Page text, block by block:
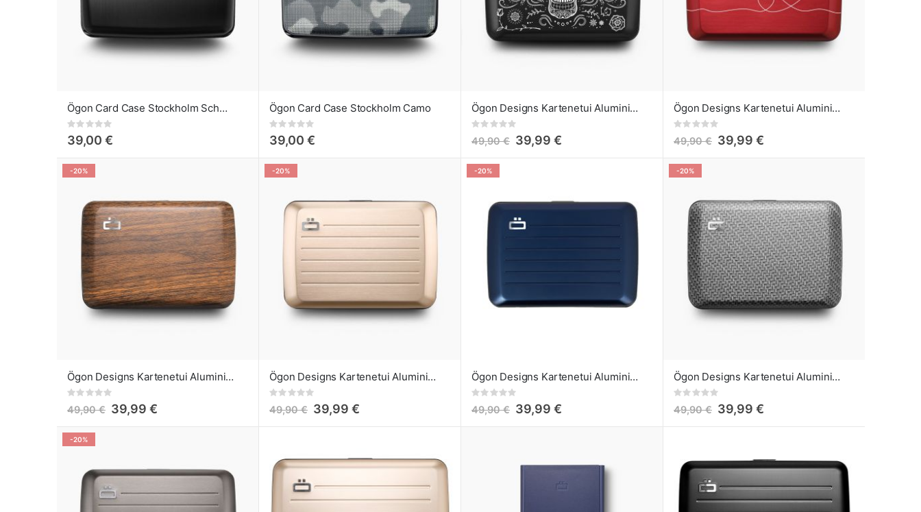
Ögon Card Case Stockholm Schwarz
Rating:
39,00 €
Ögon Card Case Stockholm Camo
Rating:
39,00 €
Ögon Designs Kartenetui Aluminium Smart Case V2 Skulls
Rating:
49,90 € 39,99 €
Ögon Designs Kartenetui Aluminium Smart Case V2 Love
Rating:
49,90 € 39,99 €
-20%
Ögon Designs Kartenetui Aluminium Smart Case V2 Sequoia
Rating:
49,90 € 39,99 €
-20%
Ögon Designs Kartenetui Aluminium Smart Case V2 Rose Gold
Rating:
49,90 € 39,99 €
-20%
Ögon Designs Kartenetui Aluminium Smart Case V2 Navy Blue
Rating:
49,90 € 39,99 €
-20%
Ögon Designs Kartenetui Aluminium Smart Case V2 Carbon design
Rating:
49,90 € 39,99 €
-20%